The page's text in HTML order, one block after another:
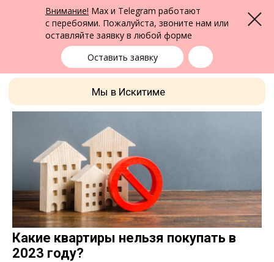
Внимание! Max и Telegram работают
с перебоями. Пожалуйста, звоните нам или
оставляйте заявку в любой форме
Оставить заявку
Меню
Мы в Искитиме
Юридическая помощь в Бердске
ФПК Альтернатива
Бердск
выбрать город
+7 (383) 322-24-65
Какие квартиры нельзя покупать в
2023 году?